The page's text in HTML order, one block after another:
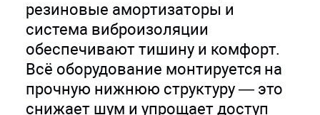
резиновые амортизаторы и
система виброизоляции
обеспечивают тишину и комфорт.
Всё оборудование монтируется на
прочную нижнюю структуру — это
снижает шум и упрощает доступ